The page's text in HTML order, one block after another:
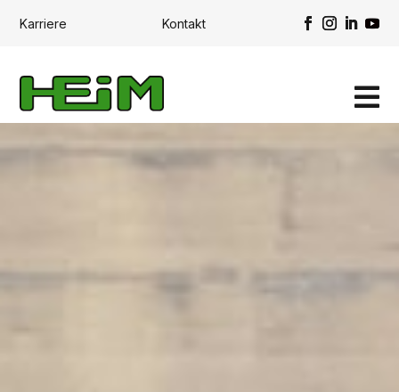
Karriere Kontakt
